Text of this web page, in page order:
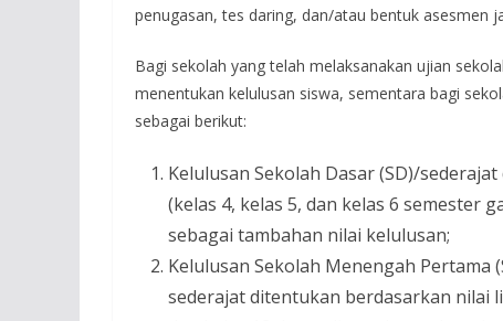
penugasan, tes daring, dan/atau bentuk asesmen
Bagi sekolah yang telah melaksanakan ujian
menentukan kelulusan siswa, sementara bagi
sebagai berikut:
Kelulusan Sekolah Dasar (SD)/
(kelas 4, kelas 5, dan kelas 6 semester
sebagai tambahan nilai kelulusan;
Kelulusan Sekolah Menengah Pertama
sederajat ditentukan berdasarkan nilai